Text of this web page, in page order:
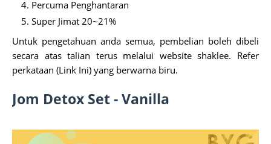
Percuma Penghantaran
Super Jimat 20~21%
Untuk pengetahuan anda semua, pembelian boleh dibeli
secara atas talian terus melalui website shaklee. Refer
perkataan (Link Ini) yang berwarna biru.
Jom Detox Set - Vanilla